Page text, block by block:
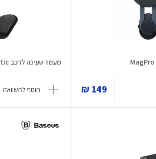
149 ₪
מעמד טעינה לרכב C02 Magnetic
הוסף להשוואה